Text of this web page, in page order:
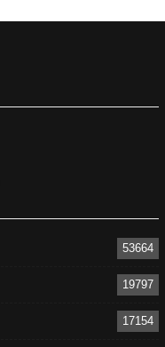
53664
19797
17154